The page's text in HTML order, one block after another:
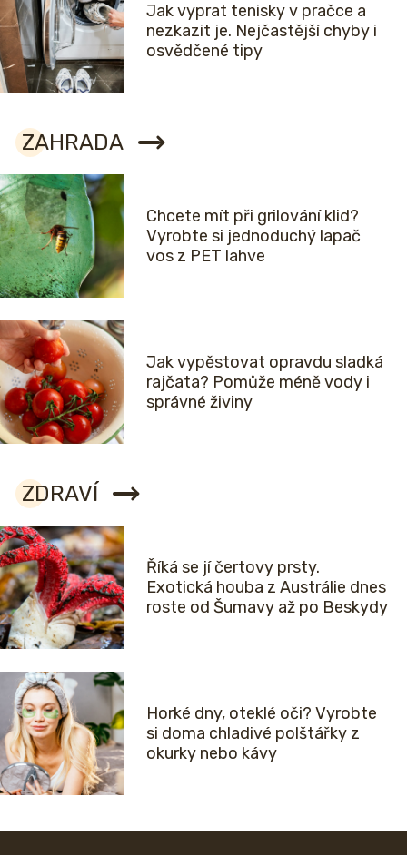
Jak vyprat tenisky v pračce a
nezkazit je. Nejčastější chyby i
osvědčené tipy
ZAHRADA
Chcete mít při grilování klid?
Vyrobte si jednoduchý lapač
vos z PET lahve
Jak vypěstovat opravdu sladká
rajčata? Pomůže méně vody i
správné živiny
ZDRAVÍ
Říká se jí čertovy prsty.
Exotická houba z Austrálie dnes
roste od Šumavy až po Beskydy
Horké dny, oteklé oči? Vyrobte
si doma chladivé polštářky z
okurky nebo kávy